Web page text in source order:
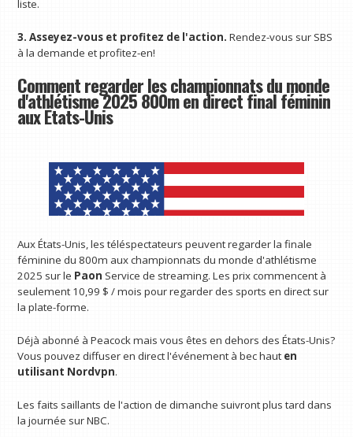
liste.
3. Asseyez-vous et profitez de l'action.Rendez-vous sur SBS
à la demande et profitez-en!
Comment regarder les championnats du monde
d'athlétisme 2025 800m en direct final féminin
aux États-Unis
Aux États-Unis, les téléspectateurs peuvent regarder la finale
féminine du 800m aux championnats du monde d'athlétisme
2025 sur le Paon Service de streaming. Les prix commencent à
seulement 10,99 $ / mois pour regarder des sports en direct sur
la plate-forme.
Déjà abonné à Peacock mais vous êtes en dehors des États-Unis?
Vous pouvez diffuser en direct l'événement à bec haut en
utilisant Nordvpn.
Les faits saillants de l'action de dimanche suivront plus tard dans
la journée sur NBC.